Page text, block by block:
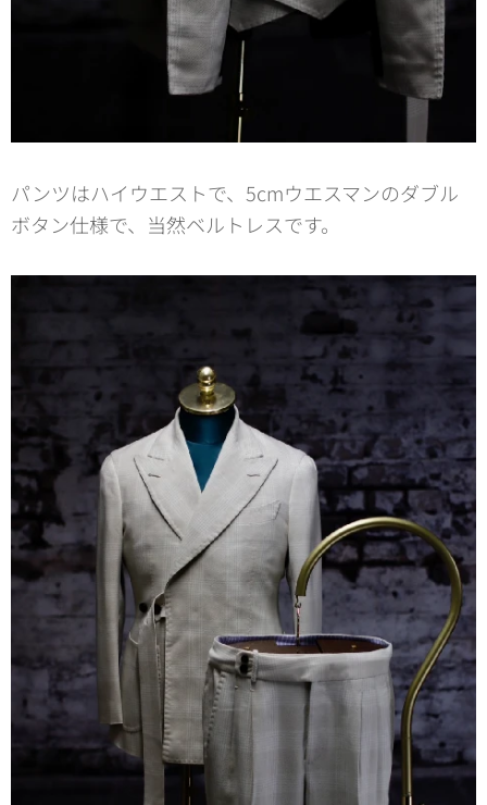
パンツはハイウエストで、5cmウエスマンのダブル
ボタン仕様で、当然ベルトレスです。